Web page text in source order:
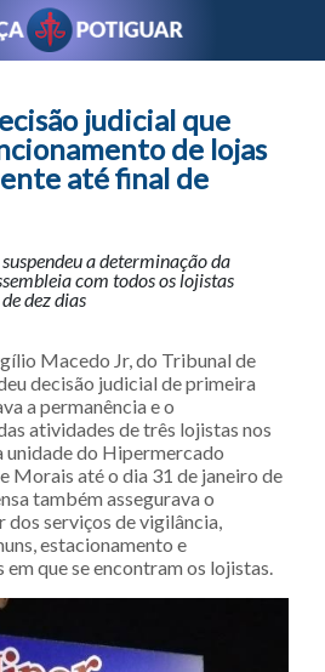
judicial que
de lojas
até final de
a determinação da
com todos os lojistas
dez dias
Macedo Jr, do Tribunal de
decisão judicial de primeira
a permanência e o
atividades de três lojistas nos
unidade do Hipermercado
Morais até o dia 31 de janeiro de
também assegurava o
serviços de vigilância,
estacionamento e
que se encontram os lojistas.